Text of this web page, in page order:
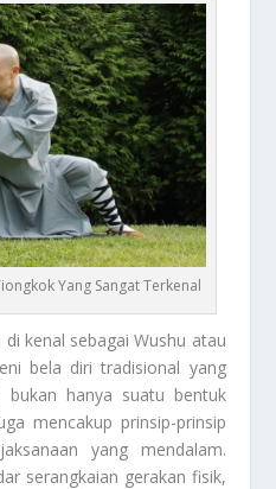
Yang Sangat Terkenal
kenal sebagai Wushu atau
bela diri tradisional yang
hanya suatu bentuk
mencakup prinsip-prinsip
yang mendalam.
serangkaian gerakan fisik,